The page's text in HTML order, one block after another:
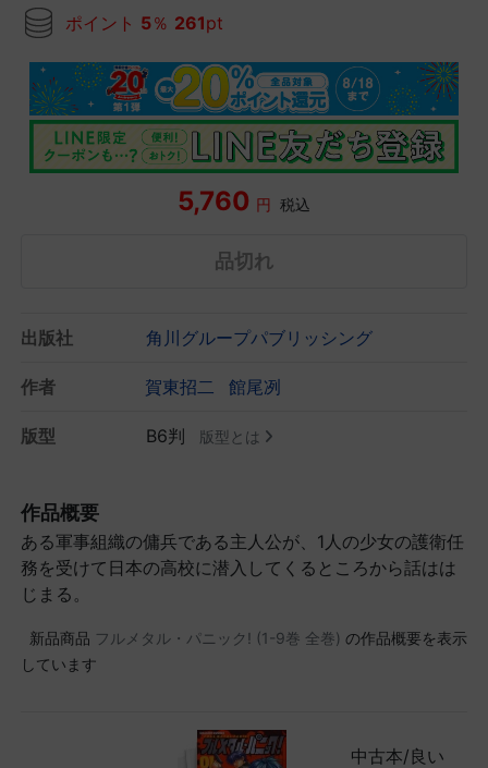
ポイント 5％ 261pt
5,760 円 税込
品切れ
出版社 角川グループパブリッシング
作者 賀東招二 館尾冽
版型 B6判 版型とは
作品概要
ある軍事組織の傭兵である主人公が、1人の少女の護衛任
務を受けて日本の高校に潜入してくるところから話はは
じまる。
新品商品 フルメタル・パニック! (1-9巻 全巻) の作品概要を表示
しています
中古本/良い